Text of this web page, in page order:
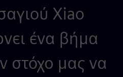
Xiao
ένα βήμα
στόχο μας να